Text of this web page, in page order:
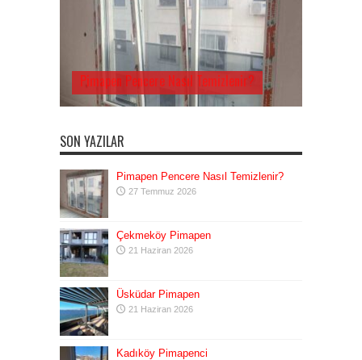
Pimapen Pencere Nasıl Temizlenir?
SON YAZILAR
Pimapen Pencere Nasıl Temizlenir?
27 Temmuz 2026
Çekmeköy Pimapen
21 Haziran 2026
Üsküdar Pimapen
21 Haziran 2026
Kadıköy Pimapenci